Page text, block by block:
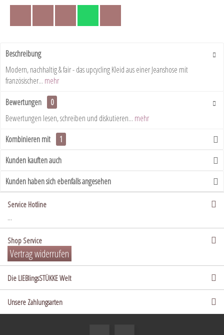
Beschreibung
Modern, nachhaltig & fair - das upcycling Kleid aus einer Jeanshose mit
französischer... mehr
Bewertungen
0
Bewertungen lesen, schreiben und diskutieren... mehr
Kombinieren mit
1
Kunden kauften auch
Kunden haben sich ebenfalls angesehen
Service Hotline
...
Shop Service
Vertrag widerrufen
Die LIEBlingsSTÜKKE Welt
Unsere Zahlungsarten